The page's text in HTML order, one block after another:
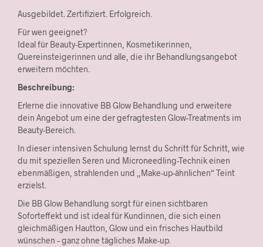
Ausgebildet. Zertifiziert. Erfolgreich.
Für wen geeignet?
Ideal für Beauty-Expertinnen, Kosmetikerinnen,
Quereinsteigerinnen und alle, die ihr Behandlungsangebot
erweitern möchten.
Beschreibung:
Erlerne die innovative BB Glow Behandlung und erweitere
dein Angebot um eine der gefragtesten Glow-Treatments im
Beauty-Bereich.
In dieser intensiven Schulung lernst du Schritt für Schritt, wie
du mit speziellen Seren und Microneedling-Technik einen
ebenmäßigen, strahlenden und „Make-up-ähnlichen“ Teint
erzielst.
Die BB Glow Behandlung sorgt für einen sichtbaren
Soforteffekt und ist ideal für Kundinnen, die sich einen
gleichmäßigen Hautton, Glow und ein frisches Hautbild
wünschen – ganz ohne tägliches Make-up.